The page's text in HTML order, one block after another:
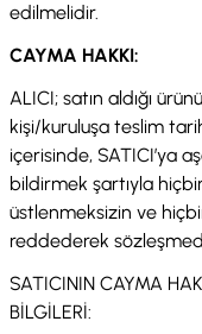
edilmelidir.
CAYMA HAKKI:
ALICI; satın aldığı
kişi/kuruluşa teslim
içerisinde, SATICI’ya
bildirmek şartıyla
üstlenmeksizin ve
reddederek
SATICININ CAYMA
BİLGİLERİ: